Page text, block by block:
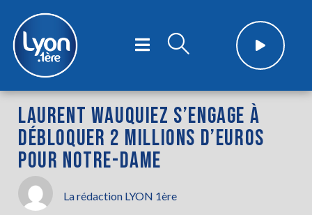
LAURENT WAUQUIEZ S’ENGAGE À
DÉBLOQUER 2 MILLIONS D’EUROS
POUR NOTRE-DAME
La rédaction LYON 1ère